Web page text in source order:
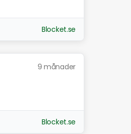
Blocket.se
9 månader
Blocket.se